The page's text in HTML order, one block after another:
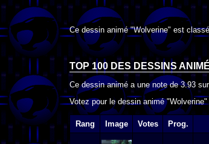
Ce dessin animé "Wolverine" est
TOP 100 DES DESSINS
Ce dessin animé a une note de3.93 sur
Votez pour le dessin animé
Rang Image Votes Prog.